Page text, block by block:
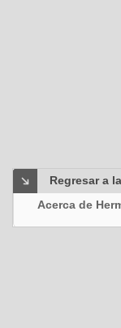
Regresar a
Acerca de